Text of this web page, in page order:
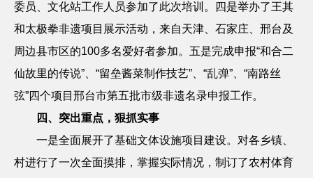
委员、文化站工作人员参加了此次培训。四是举办了王其
和太极拳非遗项目展示活动，来自天津、石家庄、邢台及
周边县市区的100多名爱好者参加。五是完成申报“和合二
仙故里的传说”、“留垒酱菜制作技艺”、“乱弹”、“南路丝
弦”四个项目邢台市第五批市级非遗名录申报工作。
四、突出重点，狠抓实事
一是全面展开了基础文体设施项目建设。对各乡镇、
村进行了一次全面摸排，掌握实际情况，制订了农村体育